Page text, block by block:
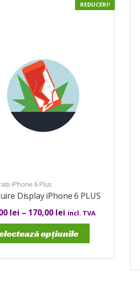
REDUCERI!
iPhone 6 Plus
Display iPhone 6 PLUS
lei – 170,00 lei incl. TVA
opțiunile